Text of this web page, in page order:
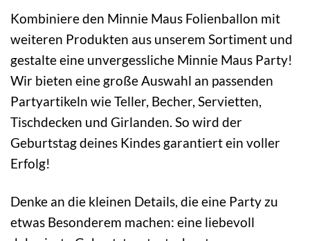
Kombiniere den Minnie Maus Folienballon mit
weiteren Produkten aus unserem Sortiment und
gestalte eine unvergessliche Minnie Maus Party!
Wir bieten eine große Auswahl an passenden
Partyartikeln wie Teller, Becher, Servietten,
Tischdecken und Girlanden. So wird der
Geburtstag deines Kindes garantiert ein voller
Erfolg!
Denke an die kleinen Details, die eine Party zu
etwas Besonderem machen: eine liebevoll